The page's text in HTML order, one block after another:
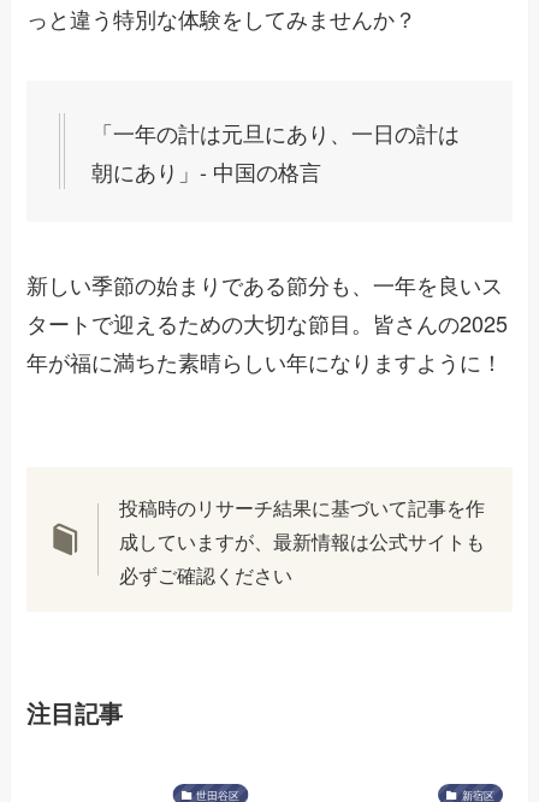
っと違う特別な体験をしてみませんか？
「一年の計は元旦にあり、一日の計は
朝にあり」- 中国の格言
新しい季節の始まりである節分も、一年を良いス
タートで迎えるための大切な節目。皆さんの2025
年が福に満ちた素晴らしい年になりますように！
投稿時のリサーチ結果に基づいて記事を作
成していますが、最新情報は公式サイトも
必ずご確認ください
注目記事
世田谷区 新宿区